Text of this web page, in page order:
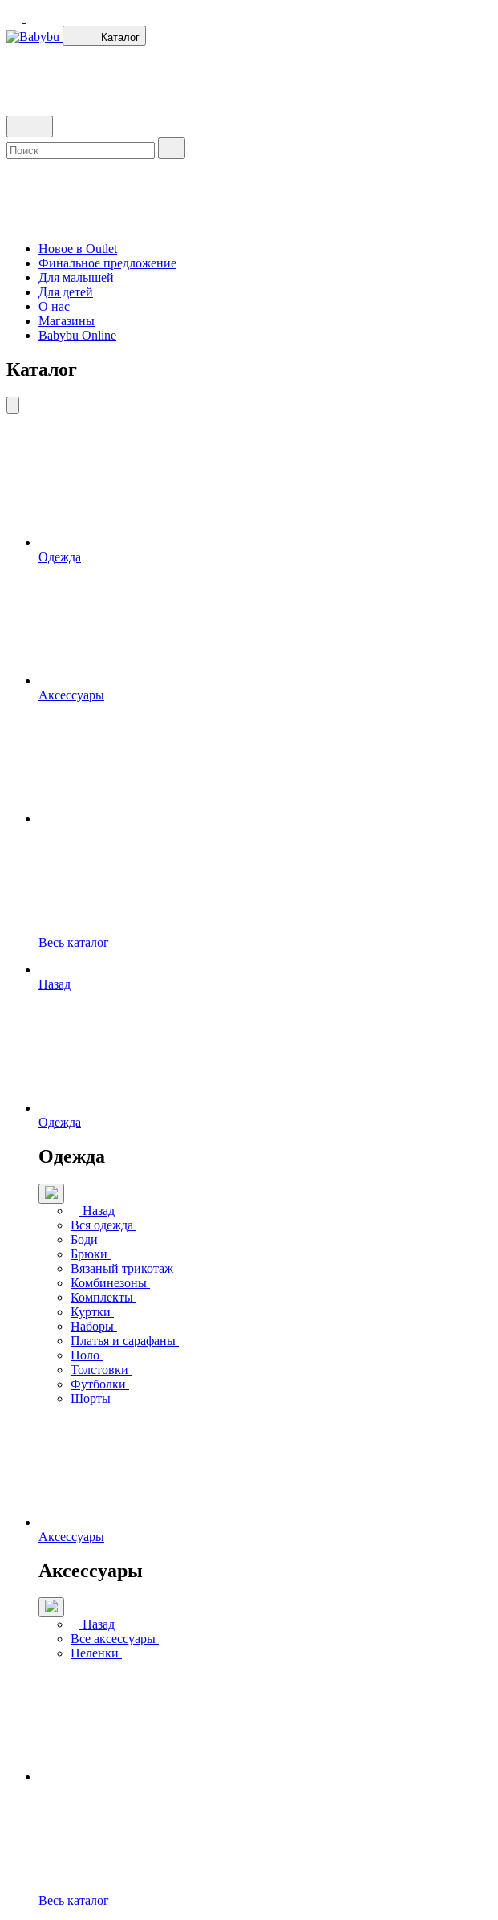
Каталог
Новое в Outlet
Финальное предложение
Для малышей
Для детей
О нас
Магазины
Babybu Online
Каталог
Одежда
Аксессуары
Весь каталог
Назад
Одежда
Одежда
Назад
Вся одежда
Боди
Брюки
Вязаный трикотаж
Комбинезоны
Комплекты
Куртки
Наборы
Платья и сарафаны
Поло
Толстовки
Футболки
Шорты
Аксессуары
Аксессуары
Назад
Все аксессуары
Пеленки
Весь каталог